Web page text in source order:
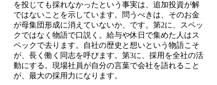
を投じても採れなかったという事実は、追加投資が解
ではないことを示しています。問うべきは、そのお金
が母集団形成に消えていないか、です。第2に、スペッ
クではなく物語で口説く。給与や休日で集めた人はス
ペックで去ります。自社の歴史と想いという物語こそ
が、長く働く同志を呼びます。第3に、採用を全社の活
動にする。現場社員が自分の言葉で会社を語れること
が、最大の採用力になります。